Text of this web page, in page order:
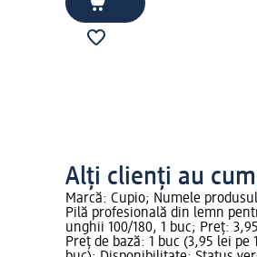
Alți clienți au
Marcă: Cupio; Numele
Pilă profesională din lemn
unghii 100/180, 1 buc; Preț:
Preț de bază: 1 buc (3,95 lei pe 1